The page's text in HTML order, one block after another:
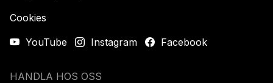
Cookies
YouTube
Instagram Facebook
HANDLA HOS OSS